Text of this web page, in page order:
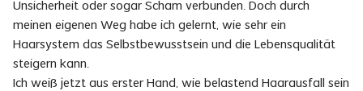
Unsicherheit oder sogar Scham verbunden. Doch durch
meinen eigenen Weg habe ich gelernt, wie sehr ein
Haarsystem das Selbstbewusstsein und die Lebensqualität
steigern kann.
Ich weiß jetzt aus erster Hand, wie belastend Haarausfall sein